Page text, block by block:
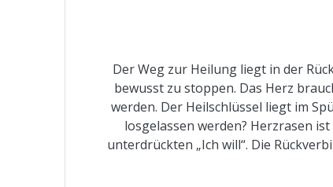
Der Weg zur Heilung liegt in der
bewusst zu stoppen. Das Herz
werden. Der Heilschlüssel liegt im
losgelassen werden? Herzrasen
unterdrückten „Ich will“. Die